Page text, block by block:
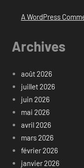
A WordPress
Archives
août 2026
juillet 2026
juin 2026
mai 2026
avril 2026
mars 2026
février 2026
janvier 2026